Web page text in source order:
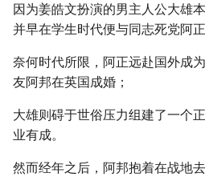
因为姜皓文扮演的男主人公大雄
并早在学生时代便与同志死党阿正
奈何时代所限，阿正远赴国外成
友阿邦在英国成婚；
大雄则碍于世俗压力组建了一个
业有成。
然而经年之后，阿邦抱着在战地